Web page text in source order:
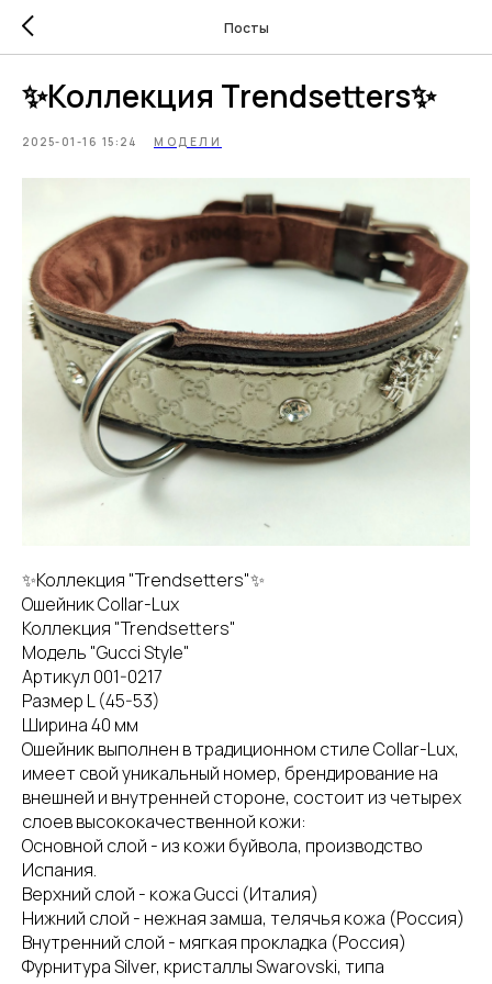
Посты
✨Коллекция Trendsetters✨
2025-01-16 15:24 МОДЕЛИ
✨Коллекция "Trendsetters"✨
Ошейник Collar-Lux
Коллекция "Trendsetters"
Модель "Gucci Style"
Артикул 001-0217
Размер L (45-53)
Ширина 40 мм
Ошейник выполнен в традиционном стиле Collar-Lux,
имеет свой уникальный номер, брендирование на
внешней и внутренней стороне, состоит из четырех
слоев высококачественной кожи:
Основной слой - из кожи буйвола, производство
Испания.
Верхний слой - кожа Gucci (Италия)
Нижний слой - нежная замша, телячья кожа (Россия)
Внутренний слой - мягкая прокладка (Россия)
Фурнитура Silver, кристаллы Swarovski, типа